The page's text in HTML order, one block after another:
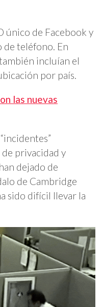
único de Facebook y
teléfono. En
incluían el
por país.
las nuevas
privacidad y
dejado de
de Cambridge
sido difícil llevar la